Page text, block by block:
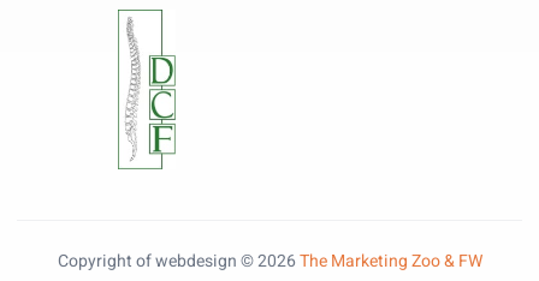
Copyright of webdesign © 2026The Marketing Zoo & FW